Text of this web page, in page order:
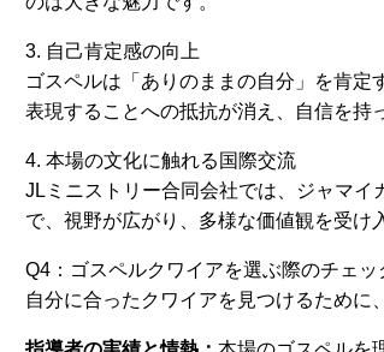
3. 自己肯定感の向上
ゴスペルは「ありのままの自分」を肯
表現することへの抵抗が消え、自信を持
4. 本場の文化に触れる国際交流
JLミニストリー合同会社では、ジャマイ
で、視野が広がり、多様な価値観を受け
Q4：ゴスペルクワイアを選ぶ際のチェッ
自分に合ったクワイアを見つけるために